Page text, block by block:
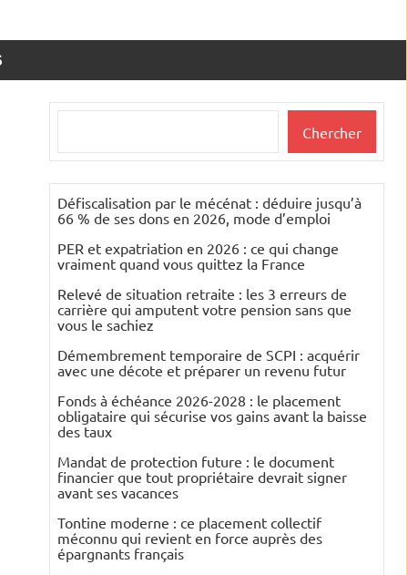
Chercher
Défiscalisation par le mécénat : déduire jusqu’à
66 % de ses dons en 2026, mode d’emploi
PER et expatriation en 2026 : ce qui change
vraiment quand vous quittez la France
Relevé de situation retraite : les 3 erreurs de
carrière qui amputent votre pension sans que
vous le sachiez
Démembrement temporaire de SCPI : acquérir
avec une décote et préparer un revenu futur
Fonds à échéance 2026-2028 : le placement
obligataire qui sécurise vos gains avant la baisse
des taux
Mandat de protection future : le document
financier que tout propriétaire devrait signer
avant ses vacances
Tontine moderne : ce placement collectif
méconnu qui revient en force auprès des
épargnants français